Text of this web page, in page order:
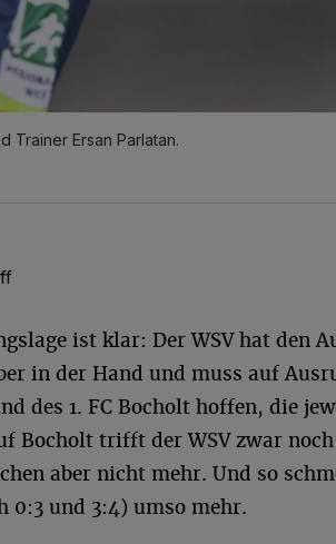
Trainer Ersan Parlatan.
ist klar: Der WSV hat den
in der Hand und muss auf
des 1. FC Bocholt hoffen, die
Bocholt trifft der WSV zwar
aber nicht mehr. Und so
0:3 und 3:4) umso mehr.